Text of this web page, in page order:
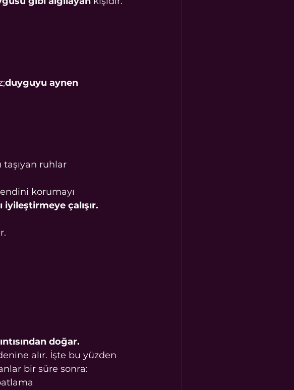
duyguyu aynen
taşıyan ruhlar
korumayı
çalışır.
doğar.
alır. İşte bu yüzden
bir süre sonra: